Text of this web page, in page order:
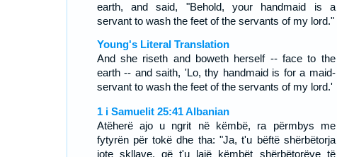
earth, and said, "Behold, your handmaid is a
servant to wash the feet of the servants of my lord."
Young's Literal Translation
And she riseth and boweth herself -- face to the
earth -- and saith, 'Lo, thy handmaid is for a maid-
servant to wash the feet of the servants of my lord.'
1 i Samuelit 25:41 Albanian
Atëherë ajo u ngrit në këmbë, ra përmbys me
fytyrën për tokë dhe tha: "Ja, t'u bëftë shërbëtorja
jote skllave, që t'u lajë këmbët shërbëtorëve të